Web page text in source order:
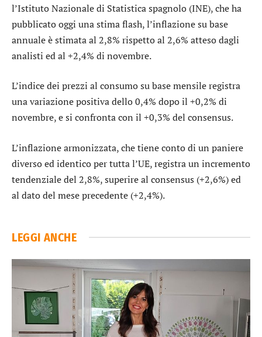
l’Istituto Nazionale di Statistica spagnolo (INE), che ha
pubblicato oggi una stima flash, l’inflazione su base
annuale è stimata al 2,8% rispetto al 2,6% atteso dagli
analisti ed al +2,4% di novembre.
L’indice dei prezzi al consumo su base mensile registra
una variazione positiva dello 0,4% dopo il +0,2% di
novembre, e si confronta con il +0,3% del consensus.
L’inflazione armonizzata, che tiene conto di un paniere
diverso ed identico per tutta l’UE, registra un incremento
tendenziale del 2,8%, superire al consensus (+2,6%) ed
al dato del mese precedente (+2,4%).
LEGGI ANCHE